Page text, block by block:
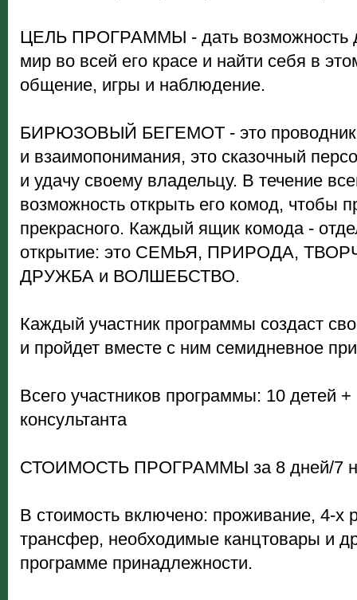
ЦЕЛЬ ПРОГРАММЫ - дать возможность
мир во всей его красе и найти себя в
общение, игры и наблюдение.
БИРЮЗОВЫЙ БЕГЕМОТ - это проводник
и взаимопонимания, это сказочный
и удачу своему владельцу. В течение
возможность открыть его комод, чтобы
прекрасного. Каждый ящик комода -
открытие: это СЕМЬЯ, ПРИРОДА,
ДРУЖБА и ВОЛШЕБСТВО.
Каждый участник программы создаст
и пройдет вместе с ним семидневное
Всего участников программы: 10 детей +
консультанта
СТОИМОСТЬ ПРОГРАММЫ за 8 дней/7
В стоимость включено: проживание, 4-х
трансфер, необходимые канцтовары и
программе принадлежности.